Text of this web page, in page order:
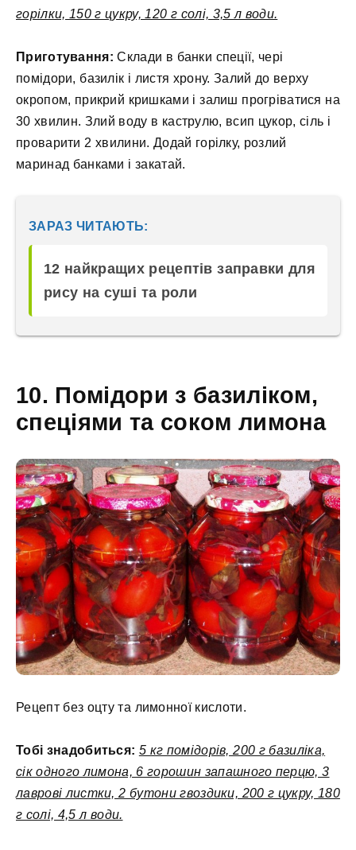
горілки, 150 г цукру, 120 г солі, 3,5 л води.
Приготування: Склади в банки спеції, чері
помідори, базилік і листя хрону. Залий до верху
окропом, прикрий кришками і залиш прогріватися на
30 хвилин. Злий воду в каструлю, всип цукор, сіль і
проварити 2 хвилини. Додай горілку, розлий
маринад банками і закатай.
ЗАРАЗ ЧИТАЮТЬ:
12 найкращих рецептів заправки для
рису на суші та роли
10. Помідори з базиліком,
спеціями та соком лимона
Рецепт без оцту та лимонної кислоти.
Тобі знадобиться: 5 кг помідорів, 200 г базиліка,
сік одного лимона, 6 горошин запашного перцю, 3
лаврові листки, 2 бутони гвоздики, 200 г цукру, 180
г солі, 4,5 л води.